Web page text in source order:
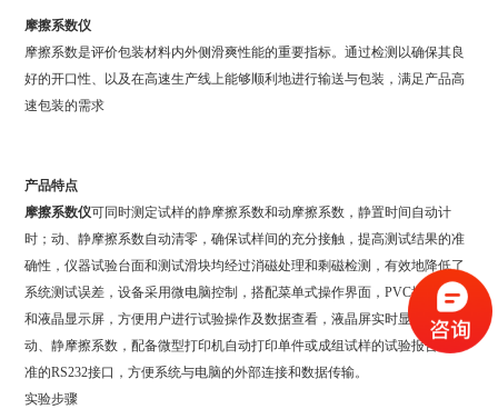
摩擦系数仪
摩擦系数是评价包装材料内外侧滑爽性能的重要指标。通过检测以确保其良
好的开口性、以及在高速生产线上能够顺利地进行输送与包装，满足产品高
速包装的需求
产品特点
摩擦系数仪可同时测定试样的静摩擦系数和动摩擦系数，静置时间自动计
时；动、静摩擦系数自动清零，确保试样间的充分接触，提高测试结果的准
确性，仪器试验台面和测试滑块均经过消磁处理和剩磁检测，有效地降低了
系统测试误差，设备采用微电脑控制，搭配菜单式操作界面，PVC控制面板
和液晶显示屏，方便用户进行试验操作及数据查看，液晶屏实时显示力值及
动、静摩擦系数，配备微型打印机自动打印单件或成组试样的试验报告，标
准的RS232接口，方便系统与电脑的外部连接和数据传输。
实验步骤